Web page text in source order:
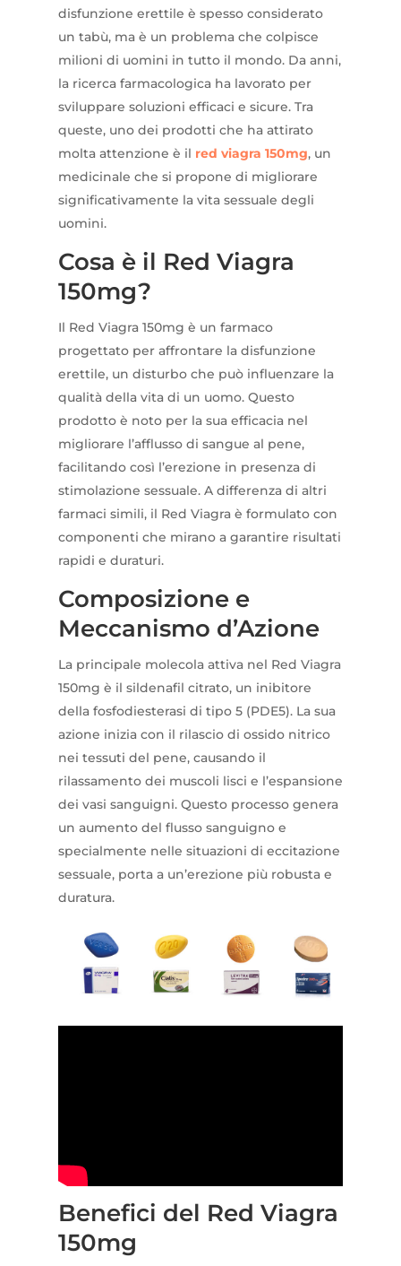
disfunzione erettile è spesso considerato
un tabù, ma è un problema che colpisce
milioni di uomini in tutto il mondo. Da anni,
la ricerca farmacologica ha lavorato per
sviluppare soluzioni efficaci e sicure. Tra
queste, uno dei prodotti che ha attirato
molta attenzione è il red viagra 150mg, un
medicinale che si propone di migliorare
significativamente la vita sessuale degli
uomini.
Cosa è il Red Viagra
150mg?
Il Red Viagra 150mg è un farmaco
progettato per affrontare la disfunzione
erettile, un disturbo che può influenzare la
qualità della vita di un uomo. Questo
prodotto è noto per la sua efficacia nel
migliorare l’afflusso di sangue al pene,
facilitando così l’erezione in presenza di
stimolazione sessuale. A differenza di altri
farmaci simili, il Red Viagra è formulato con
componenti che mirano a garantire risultati
rapidi e duraturi.
Composizione e
Meccanismo d’Azione
La principale molecola attiva nel Red Viagra
150mg è il sildenafil citrato, un inibitore
della fosfodiesterasi di tipo 5 (PDE5). La sua
azione inizia con il rilascio di ossido nitrico
nei tessuti del pene, causando il
rilassamento dei muscoli lisci e l’espansione
dei vasi sanguigni. Questo processo genera
un aumento del flusso sanguigno e
specialmente nelle situazioni di eccitazione
sessuale, porta a un’erezione più robusta e
duratura.
Benefici del Red Viagra
150mg